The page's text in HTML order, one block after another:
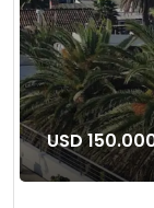
USD